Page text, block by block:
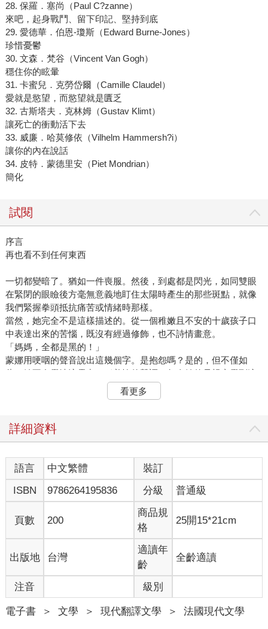
28. 保羅．塞尚（Paul C?zanne）
來吧，起身戰鬥、留下印記、堅持到底
29. 愛德華．伯恩-瓊斯（Edward Burne-Jones）
珍惜憂鬱
30. 文森．梵谷（Vincent Van Gogh）
穩住你的眩暈
31. 卡蜜兒．克勞岱爾（Camille Claudel）
愛就是慾望，而慾望就是匱乏
32. 古斯塔夫．克林姆（Gustav Klimt）
讓死亡的衝動活下去
33. 威廉．哈莫修依（Vilhelm Hammersh?i）
讓你的內在說話
34. 皮特．蒙德里安（Piet Mondrian）
簡化
試閱
序言
再也看不到任何東西
一切都變暗了。猶如一件喪服。然後，到處都是閃光，如同雙眼
在緊閉的眼瞼後方毫無意義地盯住太陽時產生的那些斑點，就像
我們緊握拳頭抵抗痛苦或情緒時那樣。
當然，她完全不是這樣描述的。從一個稚嫩且不安的十歲孩子口
中表達出來的苦惱，既沒有經過修飾，也不詩情畫意。
「媽媽，全都是黑的！」
蒙娜用哽咽的聲音說出這幾個字。是抱怨嗎？是的，但不僅如
此。她不自覺地流露出一種羞愧的聲調，每次她的母親察覺到這
一點，態度都會嚴肅起來。因為，如果有什麼是蒙娜從來就不會
假裝的，那就是羞愧。一旦羞愧駐足在一個字詞、一種態度、一
「媽媽，全都是黑的！」
夾著練習簿，乖巧地在桌子的一角做數學題，她的母親正把大蒜
塞滿肥滋滋的烤肉。蒙娜小心翼翼地從脖子上取下一個礙事的吊
墜，因為這個吊墜在她的習作本上方晃動，而她已經養成駝背寫
字的壞習慣。她感覺到自己的雙眼被一層厚重的陰影襲擊，彷彿
是因為這雙眼睛如此湛藍、如此圓大、如此純淨，這才受到懲
罰。陰影不是來自外面，並非像夜幕降臨或劇院的燈光黯淡下來
時所顯現的陰影；陰影是從她自己的身體、從內部攫取了她的視
力。一塊不透光的桌布鑽進她的體內，將她與作業簿上的多邊形
圖案、棕色的木桌、放在遠處的烤肉、繫著白色圍裙的母親、鋪
著磁磚的廚房、坐在隔壁房間的父親、蒙特伊的公寓、籠罩街道
的秋日灰色天空以及全世界分開來。這個孩子受到了詛咒，陷入
黑暗之中。
看更多
詳細資料
語言 中文繁體
裝訂
ISBN
9786264195836 分級 普通級
頁數 200
商品規
格
25開15*21cm
出版地 台灣
適讀年
齡
全齡適讀
注音 級別
電子書 ＞ 文學 ＞ 現代翻譯文學 ＞ 法國現代文學